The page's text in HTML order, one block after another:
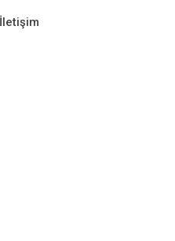
İletişim